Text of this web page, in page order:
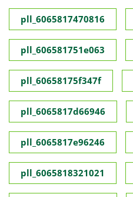
pll_6065817470816
pll_606581751e063
pll_60658175f347f
pll_6065817d66946
pll_6065817e96246
pll_6065818321021